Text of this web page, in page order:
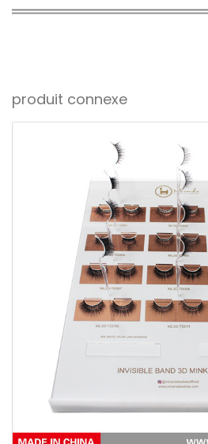
produit connexe